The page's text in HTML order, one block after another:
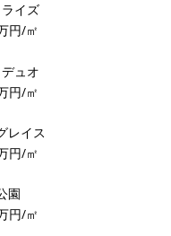
イズ
円/㎡
ュオ
円/㎡
レイス
円/㎡
園
円/㎡